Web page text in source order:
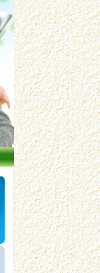
Расширенный поиск